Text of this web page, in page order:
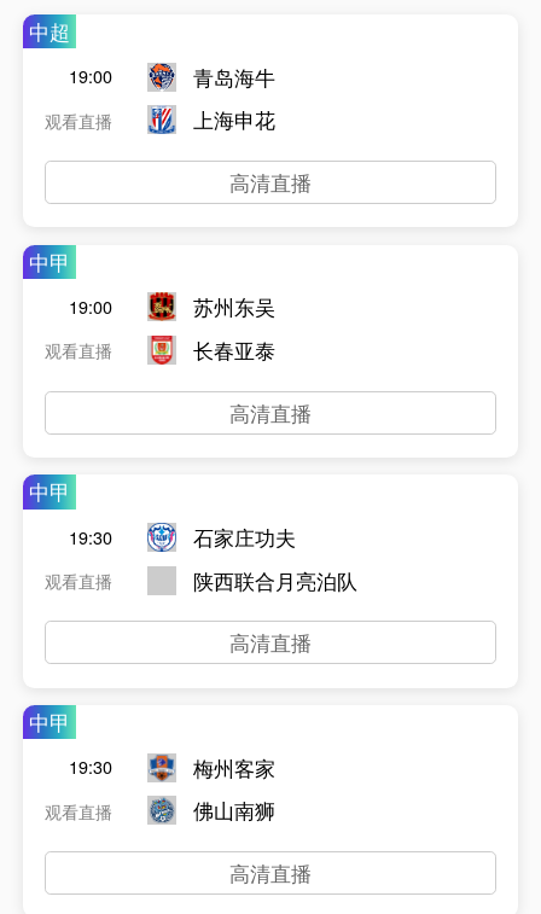
中超
19:00
观看直播
青岛海牛
上海申花
高清直播
中甲
19:00
观看直播
苏州东吴
长春亚泰
高清直播
中甲
19:30
观看直播
石家庄功夫
陕西联合月亮泊队
高清直播
中甲
19:30
观看直播
梅州客家
佛山南狮
高清直播